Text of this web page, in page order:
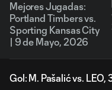
Mejores Jugadas:
Portland Timbers vs.
Sporting Kansas City
| 9 de Mayo, 2026
Gol: M. Pašalić vs. LEO,